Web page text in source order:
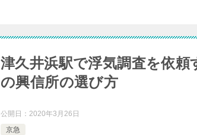
津久井浜駅で浮気調査を依
の興信所の選び方
公開日： 2020年3月26日
京急